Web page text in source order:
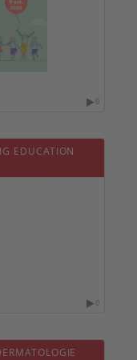
0
EDUCATION
0